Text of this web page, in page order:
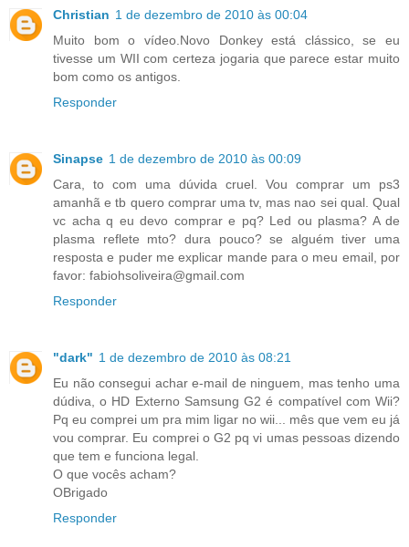
Christian 1 de dezembro de 2010 às 00:04
Muito bom o vídeo.Novo Donkey está clássico, se eu
tivesse um WII com certeza jogaria que parece estar muito
bom como os antigos.
Responder
Sinapse 1 de dezembro de 2010 às 00:09
Cara, to com uma dúvida cruel. Vou comprar um ps3
amanhã e tb quero comprar uma tv, mas nao sei qual. Qual
vc acha q eu devo comprar e pq? Led ou plasma? A de
plasma reflete mto? dura pouco? se alguém tiver uma
resposta e puder me explicar mande para o meu email, por
favor: fabiohsoliveira@gmail.com
Responder
"dark" 1 de dezembro de 2010 às 08:21
Eu não consegui achar e-mail de ninguem, mas tenho uma
dúdiva, o HD Externo Samsung G2 é compatível com Wii?
Pq eu comprei um pra mim ligar no wii... mês que vem eu já
vou comprar. Eu comprei o G2 pq vi umas pessoas dizendo
que tem e funciona legal.
O que vocês acham?
OBrigado
Responder